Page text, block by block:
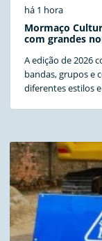
há 1 hora
Mormaço
com grandes
A edição de 2026
bandas, grupos e
diferentes estilos